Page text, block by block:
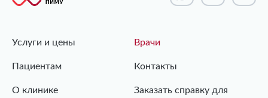
Услуги и цены Врачи
Пациентам Контакты
О клинике
Заказать справку для